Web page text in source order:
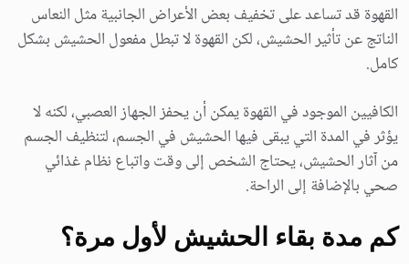
القهوة قد تساعد على تخفيف بعض الأعراض الجانبية مثل النعاس
الناتج عن تأثير الحشيش، لكن القهوة لا تبطل مفعول الحشيش بشكل
كامل.
الكافيين الموجود في القهوة يمكن أن يحفز الجهاز العصبي، لكنه لا
يؤثر في المدة التي يبقى فيها الحشيش في الجسم، لتنظيف الجسم
من آثار الحشيش، يحتاج الشخص إلى وقت واتباع نظام غذائي
صحي بالإضافة إلى الراحة.
كم مدة بقاء الحشيش لأول مرة؟